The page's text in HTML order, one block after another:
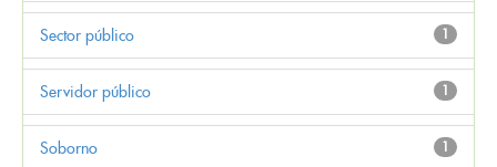
1
Sector público
1
Servidor público
1
Soborno